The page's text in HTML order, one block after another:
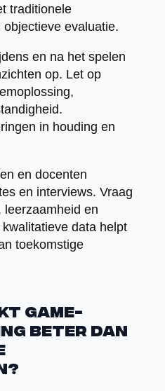
traditionele
objectieve evaluatie.
en na het spelen
op. Let op
in houding en
en docenten
en interviews. Vraag
leerzaamheid en
data helpt
toekomstige
game-
beter dan